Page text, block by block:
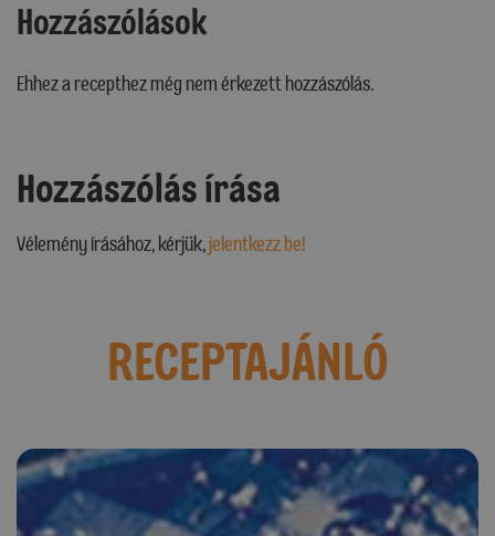
Hozzászólások
Ehhez a recepthez még nem érkezett hozzászólás.
Hozzászólás írása
Vélemény írásához, kérjük,jelentkezz be!
RECEPTAJÁNLÓ